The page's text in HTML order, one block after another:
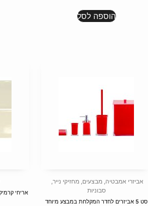
הוספה לסל
אביזרי אמבטיה,מבצעים,מחזיקי נייר,
סבוניות
סט 5 אביזרים לחדר המקלחת במבצע מיוחד